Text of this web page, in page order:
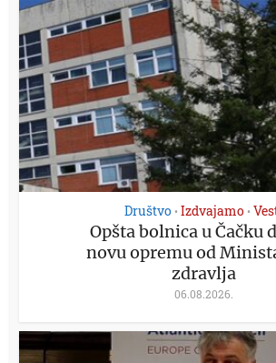
Društvo • Izdvajamo •
Opšta bolnica u Čačku
novu opremu od
zdravlja
06.08.2026.